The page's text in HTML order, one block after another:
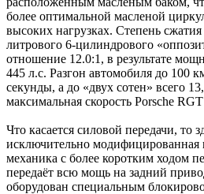
более оптимальной масленой
высоких нагрузках. Степень
литрового 6-цилиндрового
отношение 12.0:1, в результате
445 л.с. Разгон автомобиля до 100
секунды, а до «двух сотен» всего
максимальная скорость Porsche
Что касается силовой передачи, то
исключительно модифицированная
механика с более коротким ходом
передаёт всю мощь на задний
оборудован специальным